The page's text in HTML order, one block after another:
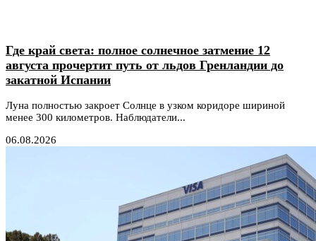
Где край света: полное солнечное затмение 12
августа прочертит путь от льдов Гренландии до
закатной Испании
Луна полностью закроет Солнце в узком коридоре шириной
менее 300 километров. Наблюдатели...
06.08.2026